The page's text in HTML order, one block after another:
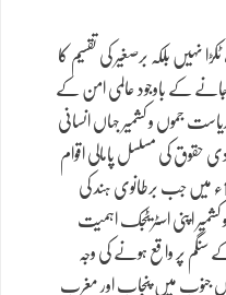
نہیں بلکہ برصغیر کی تقسیم کا
جانے کے باوجود عالمی امن کے
جموں و کشمیر جہاں انسانی
حقوق کی مسلسل پامالی اقوام
عالم کیلئے ایک سوالیہ نشان ہے۔ 1947ء میں جب برطانوی ہند کی
کشمیر اپنی اسٹریٹجک اہمیت
سنگم پر واقع ہونے کی وجہ
جنوب میں پنجاب اور مغرب